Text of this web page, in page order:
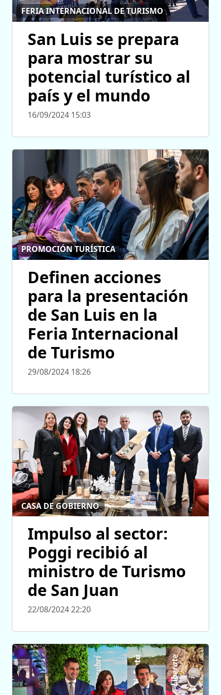
FERIA INTERNACIONAL DE TURISMO
San Luis se prepara
para mostrar su
potencial turístico al
país y el mundo
16/09/2024 15:03
PROMOCIÓN TURÍSTICA
Definen acciones
para la presentación
de San Luis en la
Feria Internacional
de Turismo
29/08/2024 18:26
CASA DE GOBIERNO
Impulso al sector:
Poggi recibió al
ministro de Turismo
de San Juan
22/08/2024 22:20